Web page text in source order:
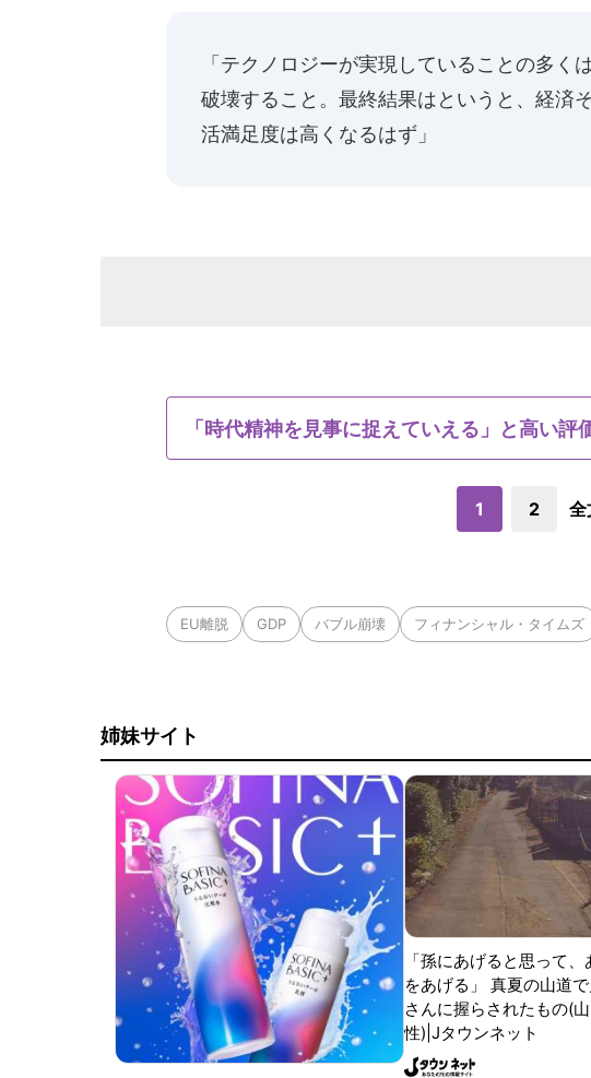
「テクノロジーが実現していることの多く
破壊すること。最終結果はというと、経済
活満足度は高くなるはず」
「時代精神を見事に捉えていえる」と高い評
1 2 全
EU離脱 GDP バブル崩壊 フィナンシャル・タイムズ
姉妹サイト
「孫にあげると思って
をあげる」 真夏の山道
さんに握らされたもの(
性)|Jタウンネット